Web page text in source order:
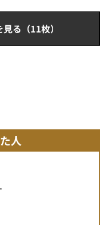
る（11枚）
人